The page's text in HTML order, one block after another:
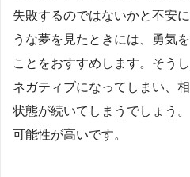
失敗するのではないかと不安
うな夢を見たときには、勇気
ことをおすすめします。そう
ネガティブになってしまい、
状態が続いてしまうでしょう
可能性が高いです。